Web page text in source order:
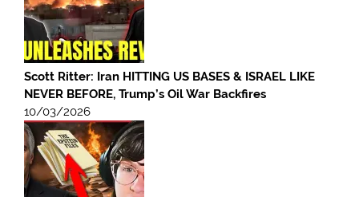
Scott Ritter: Iran HITTING US BASES & ISRAEL LIKE
NEVER BEFORE, Trump’s Oil War Backfires
10/03/2026